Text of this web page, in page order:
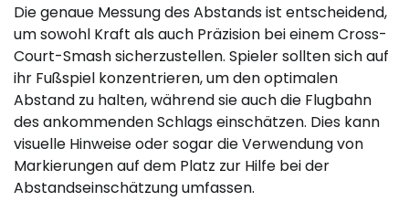
Die genaue Messung des Abstands ist entscheidend,
um sowohl Kraft als auch Präzision bei einem Cross-
Court-Smash sicherzustellen. Spieler sollten sich auf
ihr Fußspiel konzentrieren, um den optimalen
Abstand zu halten, während sie auch die Flugbahn
des ankommenden Schlags einschätzen. Dies kann
visuelle Hinweise oder sogar die Verwendung von
Markierungen auf dem Platz zur Hilfe bei der
Abstandseinschätzung umfassen.